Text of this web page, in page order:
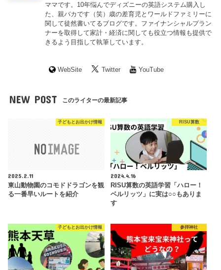
ママです。10年悩んでディズニーの英語システム購入し
た、親バカです（笑）歳の差育児とワールドファミリーに
関して徒然書いてるブログです。ファイナンシャルプラン
ナーを取得して家計・経済に関しても役立つ情報も提供で
きるよう目指して執筆しています。
WebSite Twitter YouTube
NEW POST このライターの最新記事
子どもとお出かけ情報
2025.2.11
東山動物園のコモドドラゴンを観
る一番早いルートを紹介
RISU算数
2024.4.16
RISU算数の英語学習「ハロー！
ベルリッツ」に実は○○もありま
す
子どもとお出かけ情報 参拝神社